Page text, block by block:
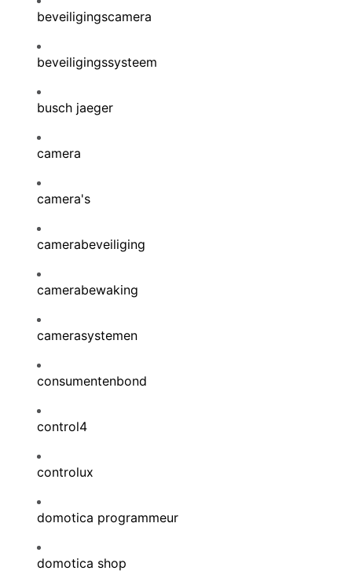
beveiligingscamera
beveiligingssysteem
busch jaeger
camera
camera's
camerabeveiliging
camerabewaking
camerasystemen
consumentenbond
control4
controlux
domotica programmeur
domotica shop